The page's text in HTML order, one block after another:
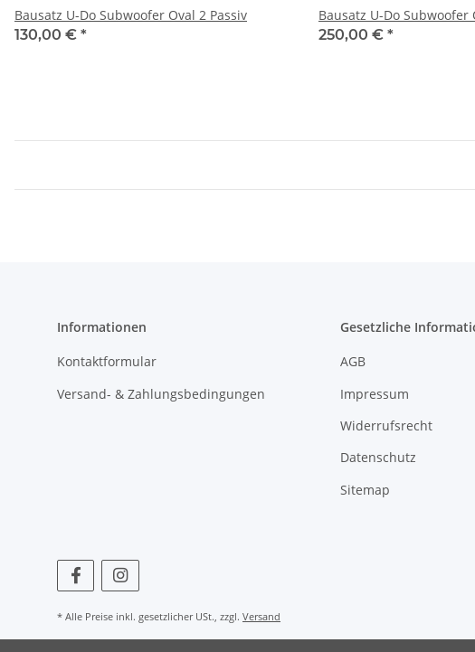
Bausatz U-Do Subwoofer Oval 2 Passiv
130,00 € *
Bausatz U-Do Subwoofer
250,00 € *
Informationen
Kontaktformular
Versand- & Zahlungsbedingungen
Gesetzliche
AGB
Impressum
Widerrufsrecht
Datenschutz
Sitemap
* Alle Preise inkl. gesetzlicher USt., zzgl. Versand